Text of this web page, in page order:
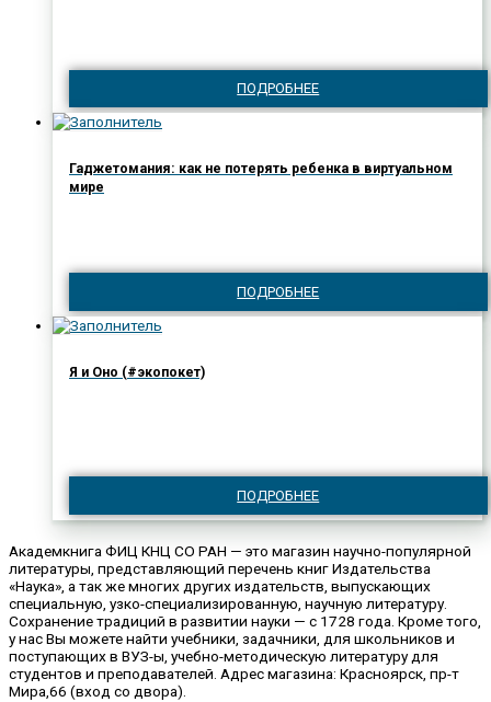
ПОДРОБНЕЕ
Гаджетомания: как не потерять ребенка в виртуальном
мире
ПОДРОБНЕЕ
Я и Оно (#экопокет)
ПОДРОБНЕЕ
Академкнига ФИЦ КНЦ СО РАН — это магазин научно-популярной
литературы, представляющий перечень книг Издательства
«Наука», а так же многих других издательств, выпускающих
специальную, узко-специализированную, научную литературу.
Сохранение традиций в развитии науки — с 1728 года. Кроме того,
у нас Вы можете найти учебники, задачники, для школьников и
поступающих в ВУЗ-ы, учебно-методическую литературу для
студентов и преподавателей. Адрес магазина: Красноярск, пр-т
Мира,66 (вход со двора).